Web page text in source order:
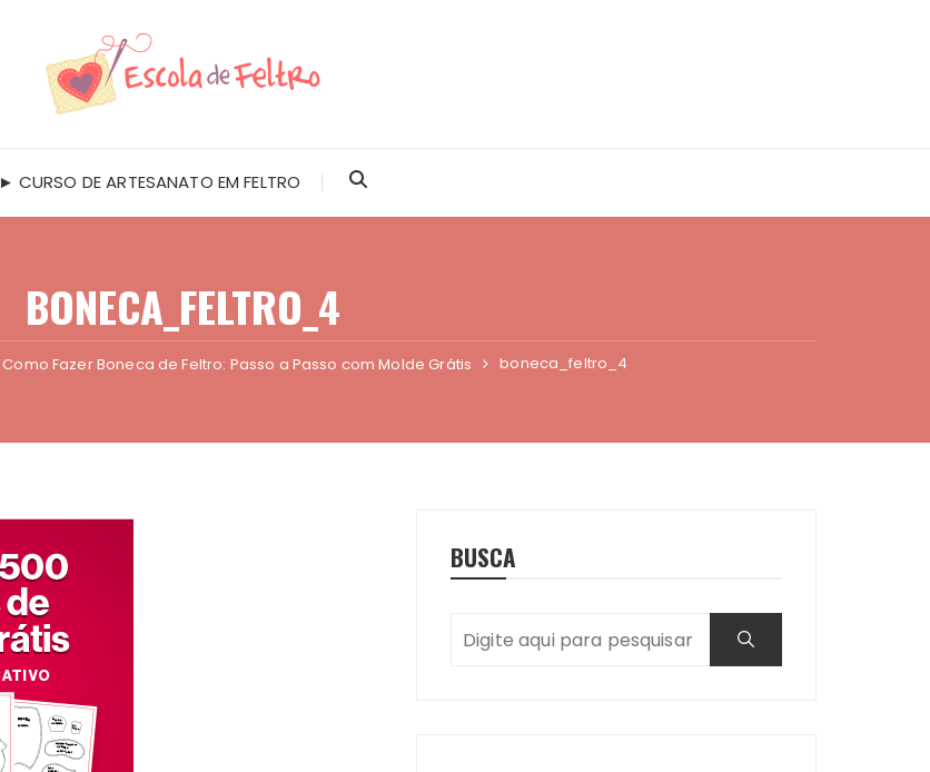
► CURSO DE ARTESANATO EM FELTRO
BONECA_FELTRO_4
Como Fazer Boneca de Feltro: Passo a Passo com Molde Grátis boneca_feltro_4
BUSCA